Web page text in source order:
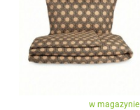
w magazynie